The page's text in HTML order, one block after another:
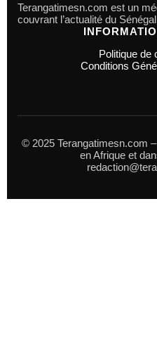
Terangatimesn.com est un
couvrant l’actualité du
Politique de
Conditions
© 2025 Terangatimesn.com
en Afrique et